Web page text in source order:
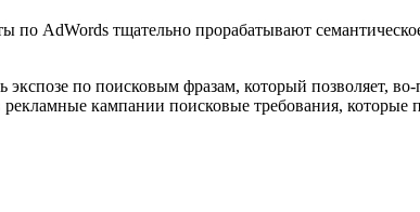
по AdWords тщательно прорабатывают
экспозе по поисковым фразам, который позволяет,
рекламные кампании поисковые требования,